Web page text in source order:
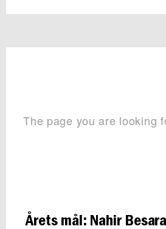
Årets mål: Nahir